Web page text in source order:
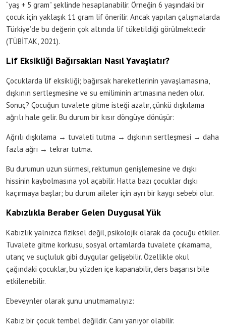
“yaş + 5 gram” şeklinde hesaplanabilir. Örneğin 6 yaşındaki bir
çocuk için yaklaşık 11 gram lif önerilir. Ancak yapılan çalışmalarda
Türkiye’de bu değerin çok altında lif tüketildiği görülmektedir
(TÜBİTAK, 2021).
Lif Eksikliği Bağırsakları Nasıl Yavaşlatır?
Çocuklarda lif eksikliği; bağırsak hareketlerinin yavaşlamasına,
dışkının sertleşmesine ve su emiliminin artmasına neden olur.
Sonuç? Çocuğun tuvalete gitme isteği azalır, çünkü dışkılama
ağrılı hale gelir. Bu durum bir kısır döngüye dönüşür:
Ağrılı dışkılama → tuvaleti tutma → dışkının sertleşmesi → daha
fazla ağrı → tekrar tutma.
Bu durumun uzun sürmesi, rektumun genişlemesine ve dışkı
hissinin kaybolmasına yol açabilir. Hatta bazı çocuklar dışkı
kaçırmaya başlar; bu durum aileler için ayrı bir kaygı sebebi olur.
Kabızlıkla Beraber Gelen Duygusal Yük
Kabızlık yalnızca fiziksel değil, psikolojik olarak da çocuğu etkiler.
Tuvalete gitme korkusu, sosyal ortamlarda tuvalete çıkamama,
utanç ve suçluluk gibi duygular gelişebilir. Özellikle okul
çağındaki çocuklar, bu yüzden içe kapanabilir, ders başarısı bile
etkilenebilir.
Ebeveynler olarak şunu unutmamalıyız:
Kabız bir çocuk tembel değildir. Canı yanıyor olabilir.